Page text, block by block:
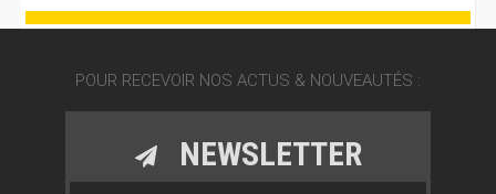
POUR RECEVOIR NOS ACTUS & NOUVEAUTÉS :
NEWSLETTER